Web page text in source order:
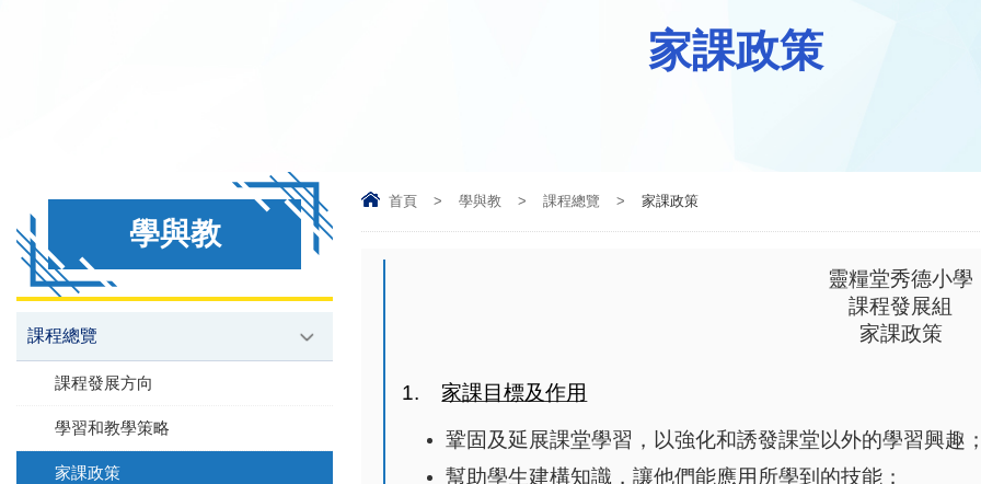
家課政策
首頁 > 學與教 > 課程總覽 > 家課政策
靈糧堂秀德小學
課程發展組
家課政策
1. 家課目標及作用
鞏固及延展課堂學習，以強化和誘發課堂以外的學習興趣；
幫助學生建構知識，讓他們能應用所學到的技能；
學與教
課程總覽
課程發展方向
學習和教學策略
家課政策